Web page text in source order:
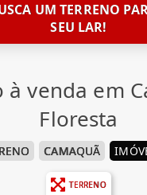
UM TERRENO
SEU LAR!
à venda em
Floresta
CAMAQUÃ
TERRENO